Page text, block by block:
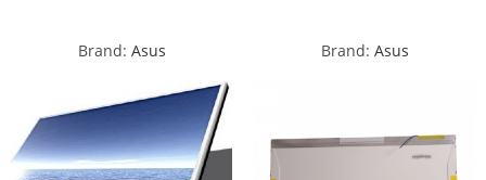
Brand: Asus
Brand: Asus